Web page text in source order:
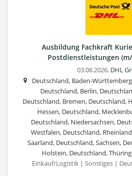
Ausbildung Fachkraft
Postdienstleistungen
03.08.2026, DHL
Deutschland, Baden-
Deutschland, Berlin,
Deutschland, Bremen, Deutschland,
Hessen, Deutschland,
Deutschland, Niedersachsen,
Westfalen, Deutschland,
Saarland, Deutschland, Sachsen,
Holstein, Deutschland,
Einkauf/Logistik | Sonstiges |